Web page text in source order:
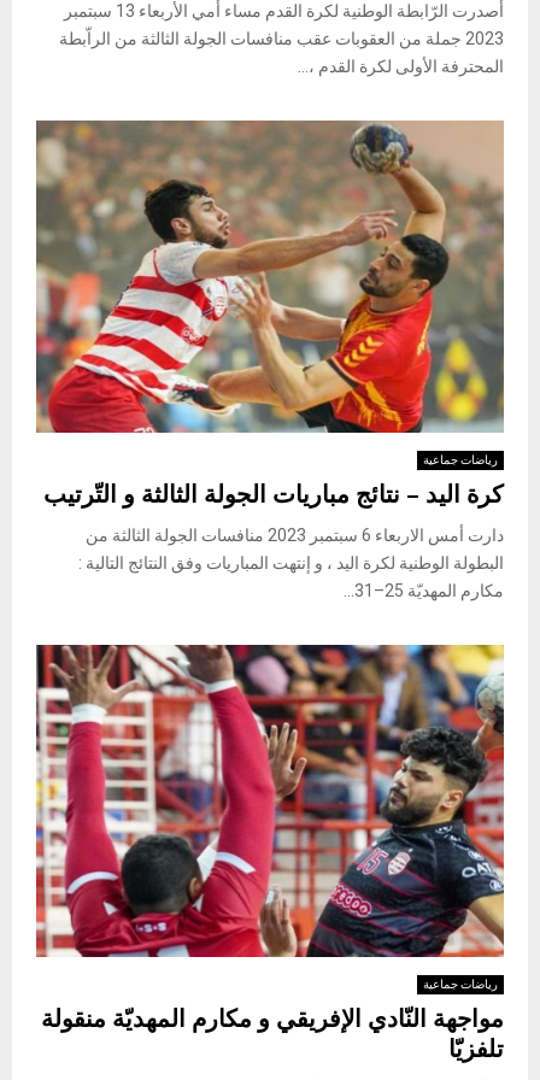
أصدرت الرّابطة الوطنية لكرة القدم مساء أمي الأربعاء 13 سبتمبر
2023 جملة من العقوبات عقب منافسات الجولة الثالثة من الراّبطة
المحترفة الأولى لكرة القدم ،...
رياضات جماعية
كرة اليد – نتائج مباريات الجولة الثالثة و التّرتيب
دارت أمس الاربعاء 6 سبتمبر 2023 منافسات الجولة الثالثة من
البطولة الوطنية لكرة اليد ، و إنتهت المباريات وفق النتائج التالية :
مكارم المهديّة 25–31...
رياضات جماعية
مواجهة النّادي الإفريقي و مكارم المهديّة منقولة
تلفزيّا